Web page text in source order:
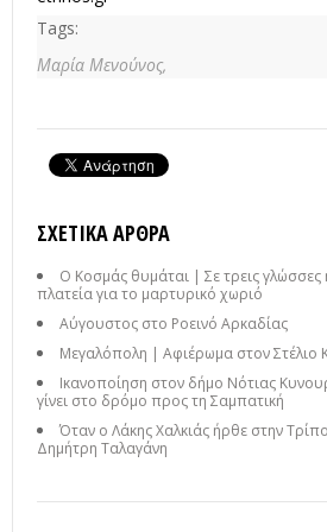
Tags:
Μαρία Μενούνος,
ΣΧΕΤΙΚΆ ΆΡΘΡΑ
Ο Κοσμάς θυμάται | Σε τρεις γλώσσες
πλατεία για το μαρτυρικό χωριό
Αύγουστος στο Ροεινό Αρκαδίας
Μεγαλόπολη | Αφιέρωμα στον Στέλιο
Ικανοποίηση στον δήμο Νότιας
γίνει στο δρόμο προς τη Σαμπατική
Όταν ο Λάκης Χαλκιάς ήρθε στην
Δημήτρη Ταλαγάνη